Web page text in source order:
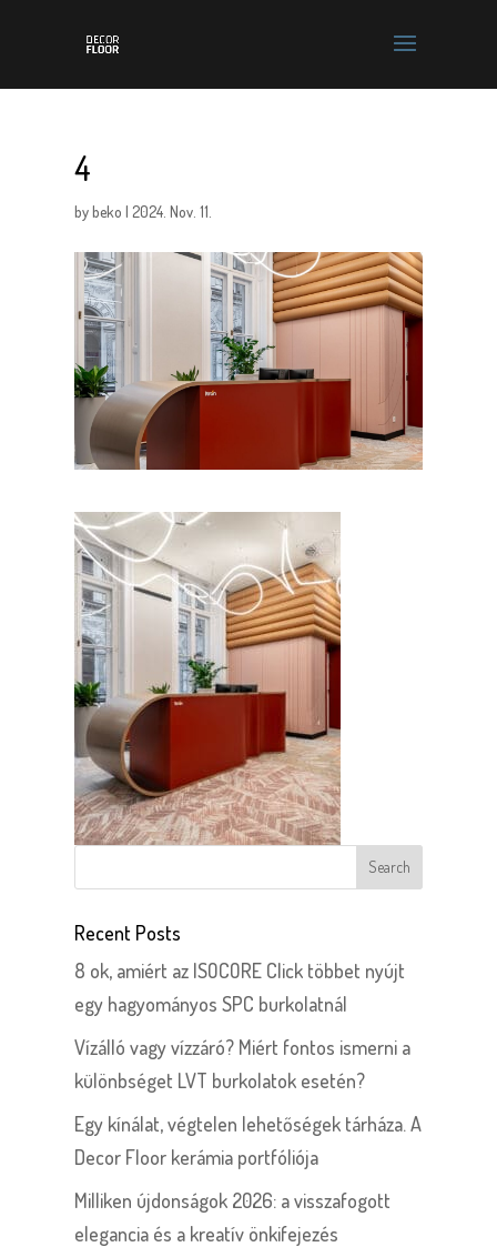
4
bybeko |2024. Nov. 11.
Recent Posts
8 ok, amiért az ISOCORE Click többet nyújt
egy hagyományos SPC burkolatnál
Vízálló vagy vízzáró? Miért fontos ismerni a
különbséget LVT burkolatok esetén?
Egy kínálat, végtelen lehetőségek tárháza. A
Decor Floor kerámia portfóliója
Milliken újdonságok 2026: a visszafogott
elegancia és a kreatív önkifejezés